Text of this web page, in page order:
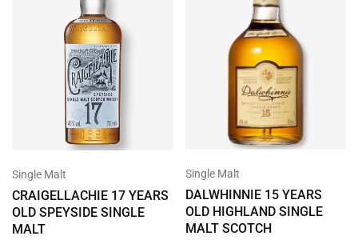
Single Malt
CRAIGELLACHIE 17 YEARS
OLD SPEYSIDE SINGLE
MALT
Single Malt
DALWHINNIE 15 YEARS
OLD HIGHLAND SINGLE
MALT SCOTCH